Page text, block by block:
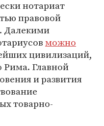
нотариат
правовой
Далекими
можно
цивилизаций,
Рима. Главной
и развития
товарно-